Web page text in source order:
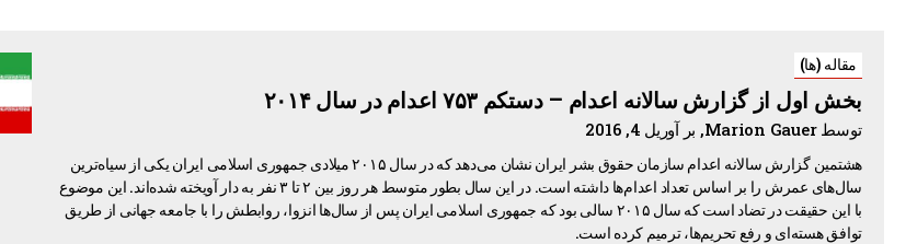
مقاله (ها)
بخش اول از گزارش سالانه اعدام – دستکم ۷۵۳ اعدام در سال ۲۰۱۴
توسط Marion Gauer, بر آوریل 4, 2016
هشتمین گزارش سالانه اعدام سازمان حقوق بشر ایران نشان می‌دهد که در سال ۲۰۱۵ میلادی جمهوری اسلامی ایران یکی از سیاه‌ترین
سال‌های عمرش را بر اساس تعداد اعدام‌ها داشته است. در این سال بطور متوسط هر روز بین ۲ تا ۳ نفر به دار آویخته شده‌اند. این موضوع
با این حقیقت در تضاد است که سال ۲۰۱۵ سالی بود که جمهوری اسلامی ایران پس از سال‌ها انزوا، روابطش را با جامعه جهانی از طریق
توافق هسته‌ای و رفع تحریم‌ها، ترمیم کرده است.